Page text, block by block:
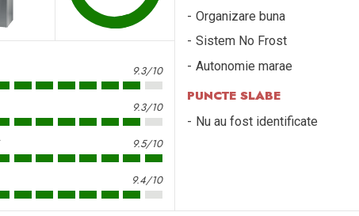
9.3/10
9.3/10
9.5/10
9.4/10
Organizare buna
Sistem No Frost
Autonomie marae
PUNCTE SLABE
Nu au fost identificate